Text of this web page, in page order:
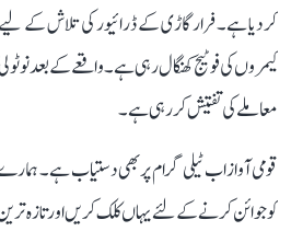
کر دیا ہے۔ فرار گاڑی کے ڈرائیور کی تلاش کے
کیمروں کی فوٹیج کھنگال رہی ہے۔ واقعے کے بعد
معاملے کی تفتیش کر رہی ہے۔
قومی آواز اب ٹیلی گرام پر بھی دستیاب ہے۔
کو جوائن کرنے کے لئے یہاں کلک کریں اور تازہ